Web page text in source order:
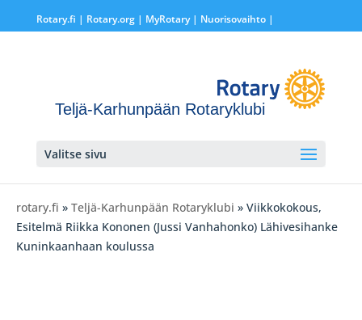
Rotary.fi | Rotary.org| MyRotary | Nuorisovaihto|
Teljä-Karhunpään Rotaryklubi
Valitse sivu
rotary.fi » Teljä-Karhunpään Rotaryklubi » Viikkokokous,
Esitelmä Riikka Kononen (Jussi Vanhahonko) Lähivesihanke
Kuninkaanhaan koulussa